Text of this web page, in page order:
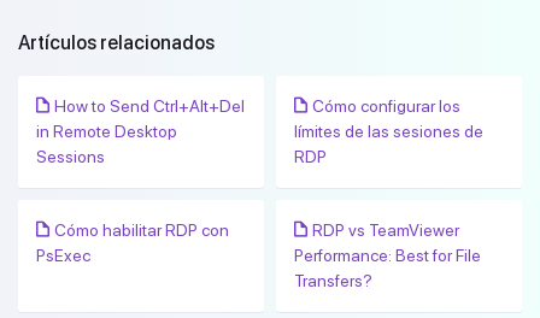
Artículos relacionados
How to Send Ctrl+Alt+Del
in Remote Desktop
Sessions
Cómo configurar los
límites de las sesiones de
RDP
Cómo habilitar RDP con
PsExec
RDP vs TeamViewer
Performance: Best for File
Transfers?